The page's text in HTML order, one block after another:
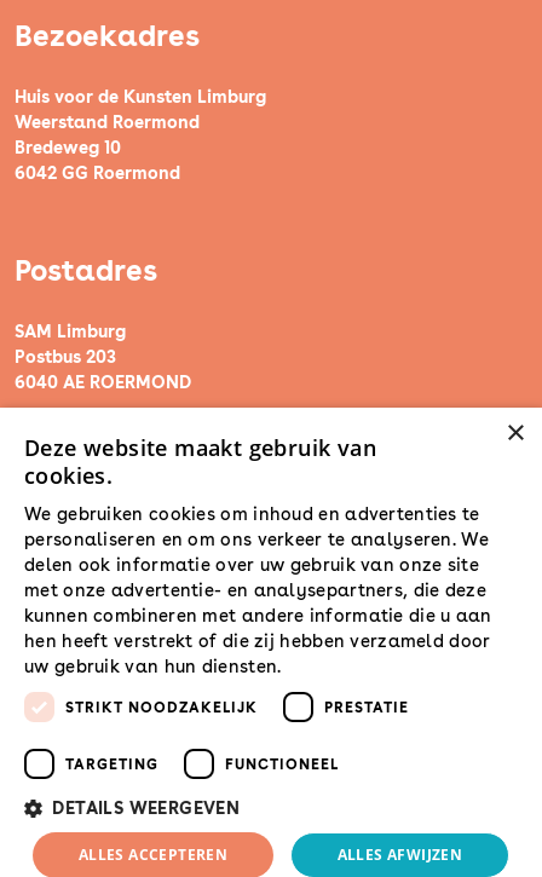
Bezoekadres
Huis voor de Kunsten Limburg
Weerstand Roermond
Bredeweg 10
6042 GG Roermond
Postadres
SAM Limburg
Postbus 203
6040 AE ROERMOND
steunpunt@sam-limburg.nl
0475-399281
© 2026 SamLimburg |
Maatwerk websitedoor
Privacyverklaring Disclaimer Cookies
×
Deze website maakt gebruik van
cookies.
We gebruiken cookies om inhoud en advertenties te
personaliseren en om ons verkeer te analyseren. We
delen ook informatie over uw gebruik van onze site
met onze advertentie- en analysepartners, die deze
kunnen combineren met andere informatie die u aan
hen heeft verstrekt of die zij hebben verzameld door
uw gebruik van hun diensten.
STRIKT NOODZAKELIJK PRESTATIE
TARGETING FUNCTIONEEL
DETAILS WEERGEVEN
ALLES ACCEPTEREN ALLES AFWIJZEN